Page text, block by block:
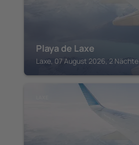
Playa de Laxe
Laxe, 07 August 2026, 2 Nächte